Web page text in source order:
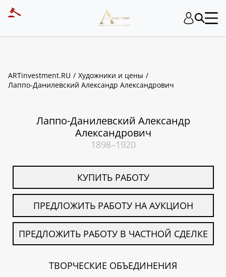
ARTinvestment.RU
Художники и цены
Лаппо-Данилевский Александр Александрович
Лаппо-Данилевский Александр
Александрович
1898–1920
КУПИТЬ РАБОТУ
ПРЕДЛОЖИТЬ РАБОТУ НА АУКЦИОН
ПРЕДЛОЖИТЬ РАБОТУ В ЧАСТНОЙ СДЕЛКЕ
ТВОРЧЕСКИЕ ОБЪЕДИНЕНИЯ